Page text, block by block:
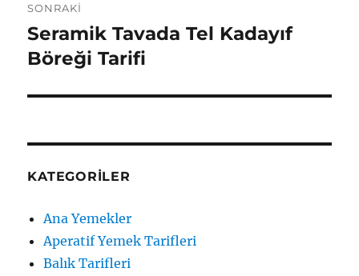
SONRAKI
Sonraki
yazı:
Seramik Tavada Tel Kadayıf
Böreği Tarifi
KATEGORILER
Ana Yemekler
Aperatif Yemek Tarifleri
Balık Tarifleri